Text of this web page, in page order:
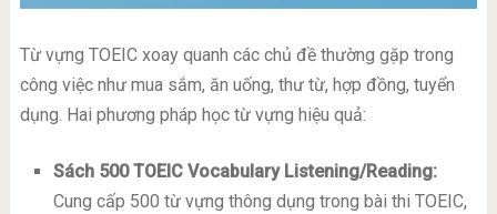
Từ vựng TOEIC xoay quanh các chủ đề thường gặp trong
công việc như mua sắm, ăn uống, thư từ, hợp đồng, tuyển
dụng. Hai phương pháp học từ vựng hiệu quả:
Sách 500 TOEIC Vocabulary Listening/Reading:
Cung cấp 500 từ vựng thông dụng trong bài thi TOEIC,